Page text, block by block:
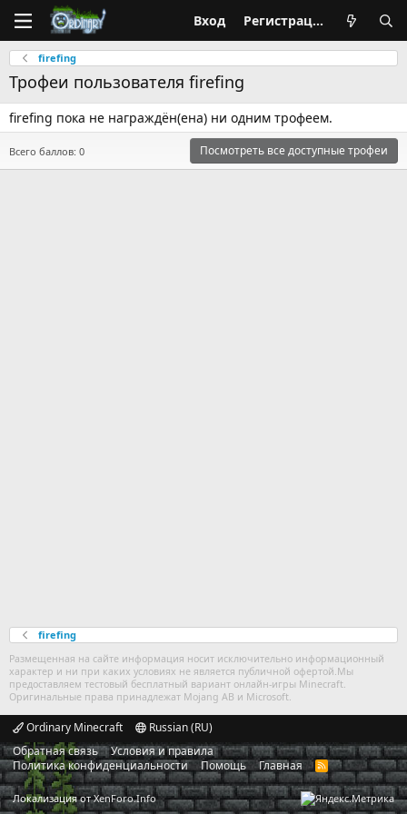
Вход Регистрация
firefing
Трофеи пользователя firefing
firefing пока не награждён(ена) ни одним трофеем.
Всего баллов: 0 Посмотреть все доступные трофеи
firefing
Размещенная на сайте информация носит исключительно информационный
характер и ни при каких условиях не является публичной офертой.Мы
предоставляем тестовый бесплатный вариант онлайн-игры Minecraft.
Оригинальные права принадлежат Mojang AB и Microsoft.
Ordinary Minecraft
Russian (RU)
Обратная связь
Условия и правила
Политика конфиденциальности
Помощь Главная
R
S
S
Локализация отXenForo.Info